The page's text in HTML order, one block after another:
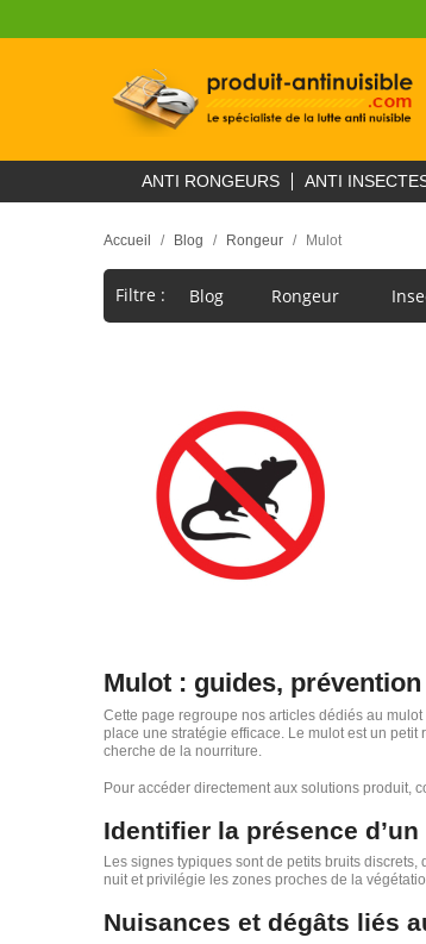
ANTI RONGEURS ANTI
Accueil Blog Rongeur Mulot
Filtre : Blog Rongeur
Mulot : guides,
Cette page regroupe nos articles dédiés au
place une stratégie efficace. Le mulot est un
cherche de la nourriture.
Pour accéder directement aux solutions produit,
Identifier la présence
Les signes typiques sont de petits bruits
nuit et privilégie les zones proches de la
Nuisances et dégâts liés